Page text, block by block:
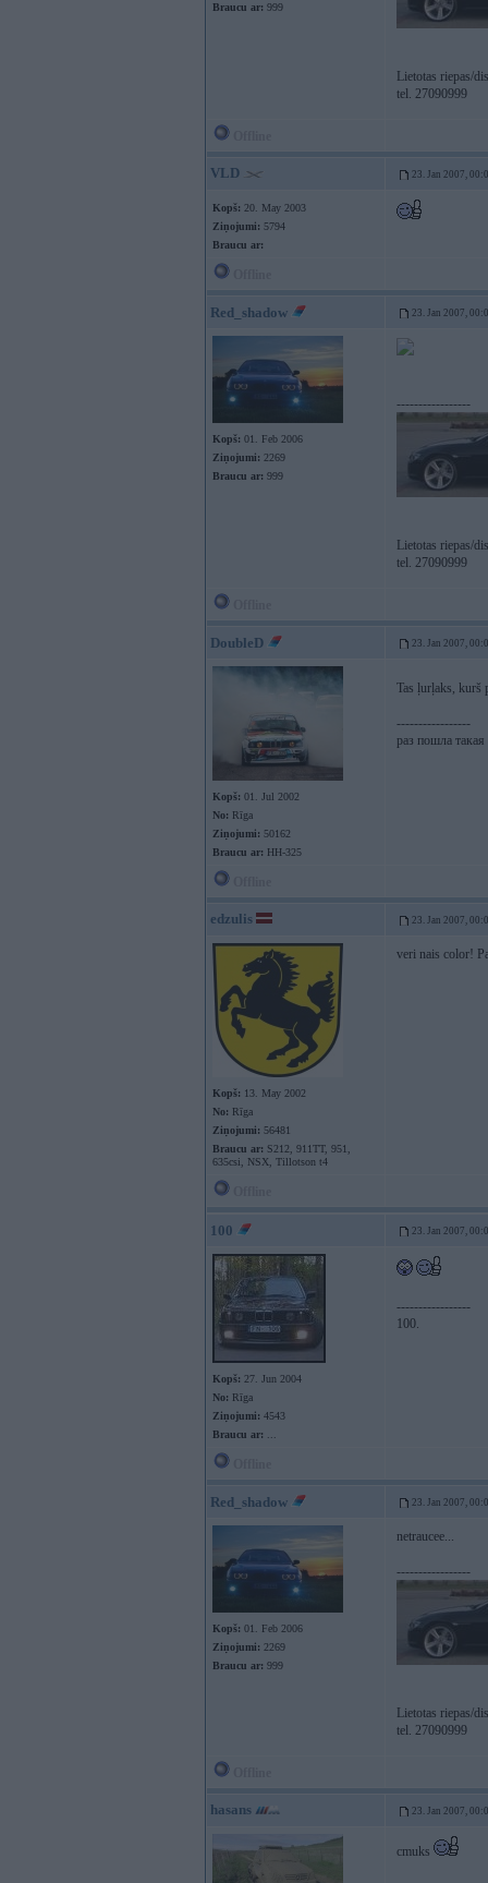
Braucu ar: 999
Lietotas riepas/
tel. 27090999
VLD 23. Jan 2007,
Kopš: 20. May 2003
Ziņojumi: 5794
Braucu ar:
Red_shadow 23. Jan 2007,
Kopš: 01. Feb 2006
Ziņojumi: 2269
Braucu ar: 999
-----------------
Lietotas riepas/
tel. 27090999
DoubleD 23. Jan 2007,
Kopš: 01. Jul 2002
No: Rīga
Ziņojumi: 50162
Braucu ar: HH-325
Tas ļurļaks, kurš
-----------------
раз пошла
edzulis 23. Jan 2007,
Kopš: 13. May 2002
No: Rīga
Ziņojumi: 56481
Braucu ar: S212, 911TT, 951,
635csi, NSX, Tillotson t4
veri nais color!
100 23. Jan 2007,
Kopš: 27. Jun 2004
No: Rīga
Ziņojumi: 4543
Braucu ar:
-----------------
100.
Red_shadow 23. Jan 2007,
Kopš: 01. Feb 2006
Ziņojumi: 2269
Braucu ar: 999
netraucee...
-----------------
Lietotas riepas/
tel. 27090999
hasans 23. Jan 2007,
cmuks